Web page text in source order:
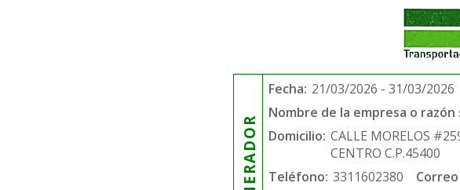
GENERADOR
Fecha: 21/03/2026 - 31/03/2026
Nombre de la empresa o razón
Domicilio: CALLE MORELOS
CENTRO C.P.45400
Teléfono: 3311602380